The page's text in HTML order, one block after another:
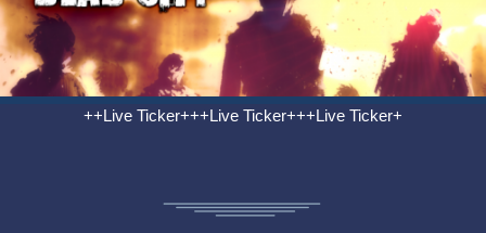
++Live Ticker+++Live Ticker+++Live Ticker+